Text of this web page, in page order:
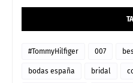
#TommyHilfiger 007
bodas españa bridal